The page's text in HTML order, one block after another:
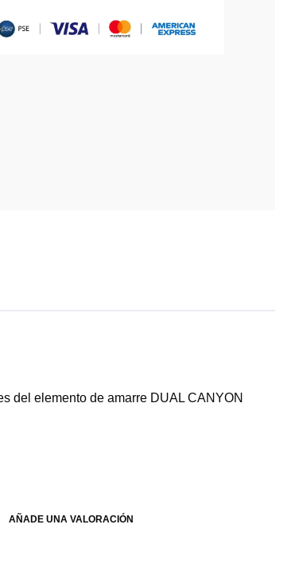
del elemento de amarre DUAL CANYON
AÑADE UNA VALORACIÓN